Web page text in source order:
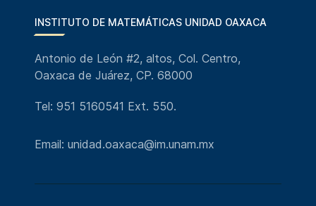
INSTITUTO DE MATEMÁTICAS UNIDAD OAXACA
Antonio de León #2, altos, Col. Centro,
Oaxaca de Juárez, CP. 68000
Tel: 951 5160541 Ext. 550.
Email: unidad.oaxaca@im.unam.mx